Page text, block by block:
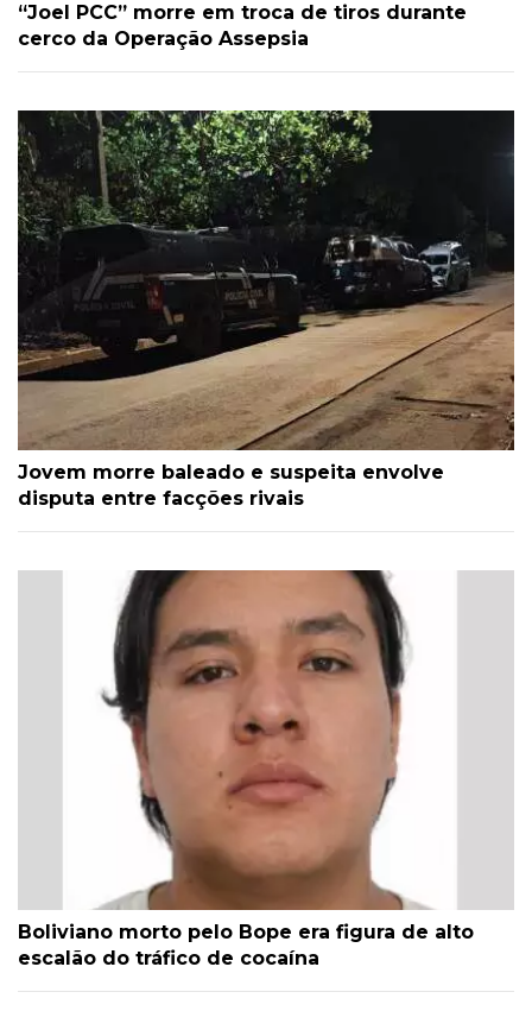
“Joel PCC” morre em troca de tiros durante
cerco da Operação Assepsia
Jovem morre baleado e suspeita envolve
disputa entre facções rivais
Boliviano morto pelo Bope era figura de alto
escalão do tráfico de cocaína